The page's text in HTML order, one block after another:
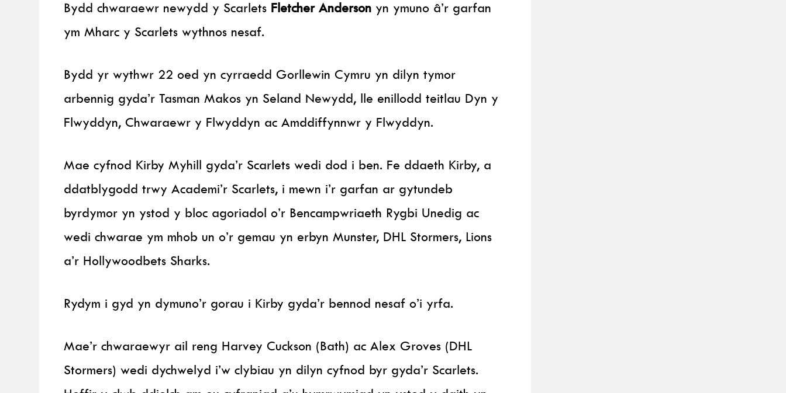
Bydd chwaraewr newydd y Scarlets Fletcher Anderson yn ymuno â’r garfan
ym Mharc y Scarlets wythnos nesaf.
Bydd yr wythwr 22 oed yn cyrraedd Gorllewin Cymru yn dilyn tymor
arbennig gyda’r Tasman Makos yn Seland Newydd, lle enillodd teitlau Dyn y
Flwyddyn, Chwaraewr y Flwyddyn ac Amddiffynnwr y Flwyddyn.
Mae cyfnod Kirby Myhill gyda’r Scarlets wedi dod i ben. Fe ddaeth Kirby, a
ddatblygodd trwy Academi’r Scarlets, i mewn i’r garfan ar gytundeb
byrdymor yn ystod y bloc agoriadol o’r Bencampwriaeth Rygbi Unedig ac
wedi chwarae ym mhob un o’r gemau yn erbyn Munster, DHL Stormers, Lions
a’r Hollywoodbets Sharks.
Rydym i gyd yn dymuno’r gorau i Kirby gyda’r bennod nesaf o’i yrfa.
Mae’r chwaraewyr ail reng Harvey Cuckson (Bath) ac Alex Groves (DHL
Stormers) wedi dychwelyd i’w clybiau yn dilyn cyfnod byr gyda’r Scarlets.